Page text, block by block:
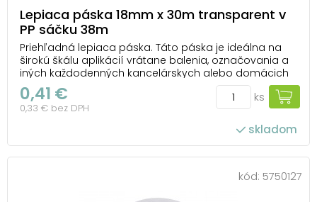
Lepiaca páska 18mm x 30m transparent v
PP sáčku 38m
Priehľadná lepiaca páska. Táto páska je ideálna na
širokú škálu aplikácií vrátane balenia, označovania a
iných každodenných kancelárskych alebo domácich
činností. Jej priehľadnosť zaisťuje estetický vzhľad a
minimálnu viditeľnosť na povrchu, na ktorú je
nalepená. Hrúbka pásky je 38 mikrónov, čo ...
0,41 €
0,33 € bez DPH
ks
skladom
kód: 5750127